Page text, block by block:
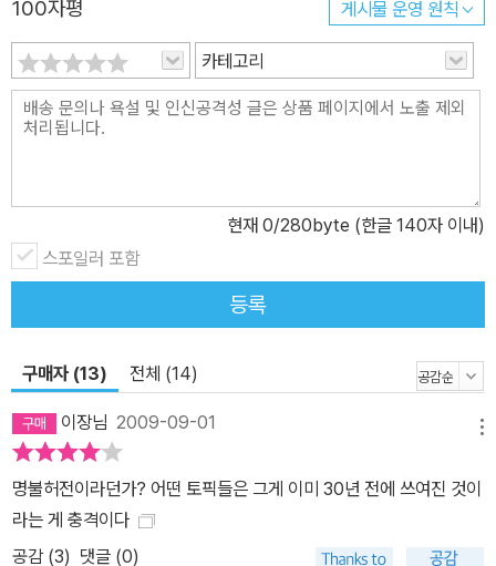
그의 심성이론에도 영향을 미쳐 인간에게는 선천적으로 도덕적 계율
을 지키려는 소질이 있다고 본다. 촘스키는 국가의 역할에 대해 네 가
지 입장을 설정한다. 그것은 고전자유주의, 자유사회주의, 국가사회
주의, 국가자본주의다. 단순하게 나눠본다면 촘스키는 고전자유주의
적인 현대국가들의 중심 이념이다. 촘스키는 특히, 신자유주의 운운
하며 진짜 자유주의랑은 아무 인연도 없는 천박한 경제개념을 들이대
는 수구들을 맹렬하게 비난한다. 그들의 오만방자함은 단순히 부의
독점에서만 드러나는 것이 아니다. 대다수의 민중들을 갖가지 방법으
렀다. 지금은 세뇌라는 티가 많이 나기 때문에 이 단어를 사용하지 않
지식인이다! 촘스키는 지식인의 역할이란 사람이 스스로 생각할 수
있도록, 그래서 권력에 속절없이 속아 넘어가지 않도록 일깨워주는
거라고 한다. 이건 교육의 중요한 역할이기도 하다. 창조성을 길러주
는 교육은 아무래도 생각 없이 고분고분한 인간형을 만들기엔 적합하
지 않다. 촘스키는 이것을 ‘지적 자기방어의 교육’이라고 말한다. 이
100자평 게시물 운영 원칙
카테고리
현재 0/280byte (한글 140자 이내)
스포일러 포함
등록
구매자 (13) 전체 (14)
이장님 2009-09-01
명불허전이라던가? 어떤 토픽들은 그게 이미 30년 전에 쓰여진 것이
라는 게 충격이다
공감 (3) 댓글 (0)